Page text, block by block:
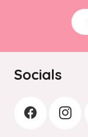
Socials